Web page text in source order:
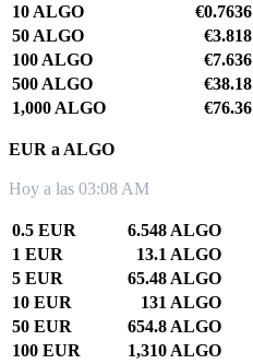
10 ALGO
€0.7636
50 ALGO
€3.818
100 ALGO
€7.636
500 ALGO
€38.18
1,000 ALGO
€76.36
EUR a ALGO
Hoy a las 03:08 AM
0.5 EUR
6.548 ALGO
1 EUR
13.1 ALGO
5 EUR
65.48 ALGO
10 EUR
131 ALGO
50 EUR
654.8 ALGO
100 EUR
1,310 ALGO